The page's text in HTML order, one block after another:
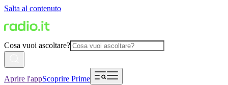
Salta al contenuto
Cosa vuoi ascoltare?
Aprire l'appScoprire Prime